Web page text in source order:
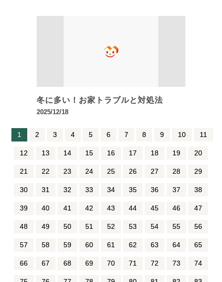
冬に多い！お家トラブルと対処法
2025/12/18
1 2 3 4 5 6 7 8 9 10 11
12 13 14 15 16 17 18 19 20
21 22 23 24 25 26 27 28 29
30 31 32 33 34 35 36 37 38
39 40 41 42 43 44 45 46 47
48 49 50 51 52 53 54 55 56
57 58 59 60 61 62 63 64 65
66 67 68 69 70 71 72 73 74